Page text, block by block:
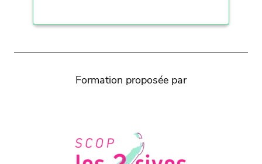
Formation proposée par